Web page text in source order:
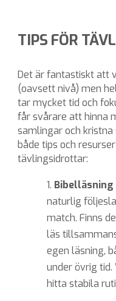
TIPS FÖR
Det är fantastiskt att
(oavsett nivå) men
tar mycket tid och
får svårare att hinna
samlingar och
både tips och
tävlingsidrottar:
1.
naturlig
match. Finns
läs
egen läsning,
under övrig
hitta stabila